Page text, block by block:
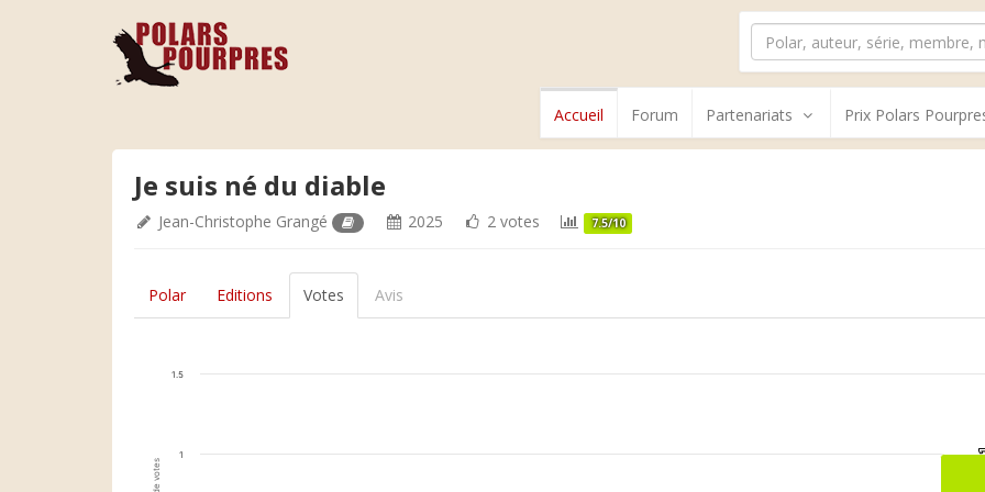
Accueil Forum Partenariats Prix Polars
Je suis né du diable
Jean-Christophe Grangé 2025 2 votes 7.5/10
Polar Editions Votes Avis
1
1.5